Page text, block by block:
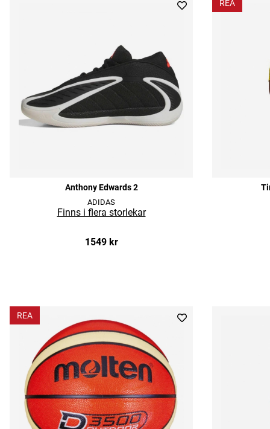
Anthony Edwards 2
ADIDAS
1549 kr
REA
REA